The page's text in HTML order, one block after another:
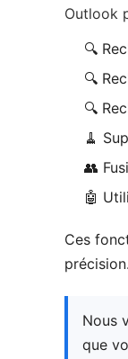
Outlook
🔍
🔍
🔍
🧹
👥
🤖
Ces
précision.
Nous
que